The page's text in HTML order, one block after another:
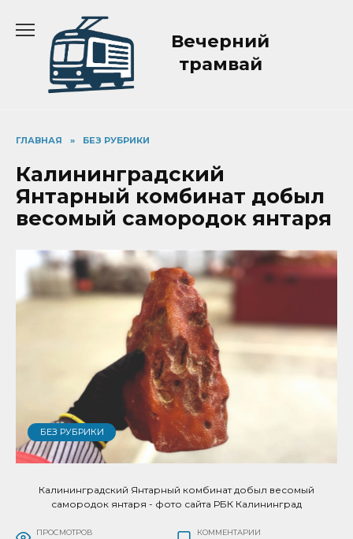
содержанию
Вечерний
трамвай
ГЛАВНАЯ » БЕЗ РУБРИКИ
Калининградский
Янтарный комбинат добыл
весомый самородок янтаря
БЕЗ РУБРИКИ
Калининградский Янтарный комбинат добыл весомый
самородок янтаря - фото сайта РБК Калининград
ПРОСМОТРОВ КОММЕНТАРИИ